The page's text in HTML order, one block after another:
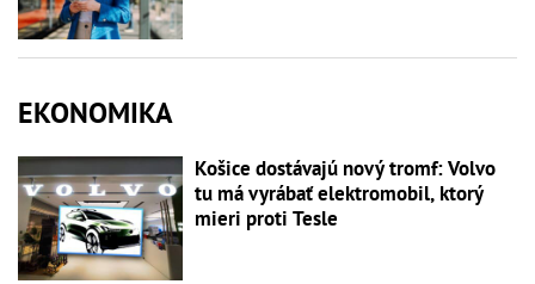
EKONOMIKA
Košice dostávajú nový tromf: Volvo
tu má vyrábať elektromobil, ktorý
mieri proti Tesle